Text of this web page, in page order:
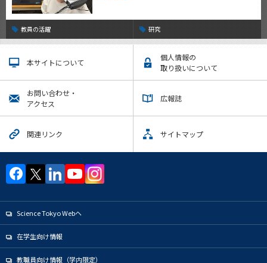
教員の活躍 研究
本サイトについて
個人情報の
取り扱いについて
お問い合わせ・
アクセス
広報誌
関連リンク サイトマップ
Science Tokyo Webヘ
在学生向け情報
教職員向け情報（学内限定）